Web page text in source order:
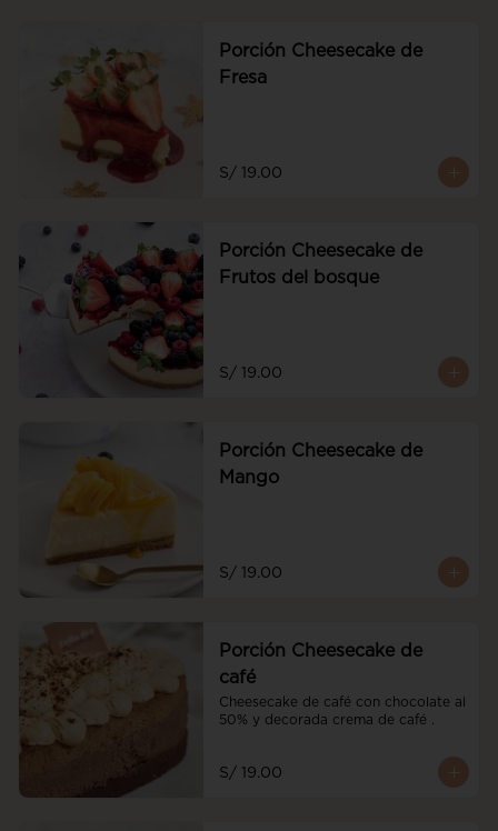
Porción Cheesecake de
Fresa
S/ 19.00
Porción Cheesecake de
Frutos del bosque
S/ 19.00
Porción Cheesecake de
Mango
S/ 19.00
Porción Cheesecake de
café
Cheesecake de café con chocolate al
50% y decorada crema de café .
S/ 19.00